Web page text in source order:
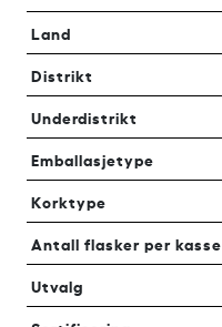
Land
Distrikt
Underdistrikt
Emballasjetype
Korktype
Antall flasker per kasse
Utvalg